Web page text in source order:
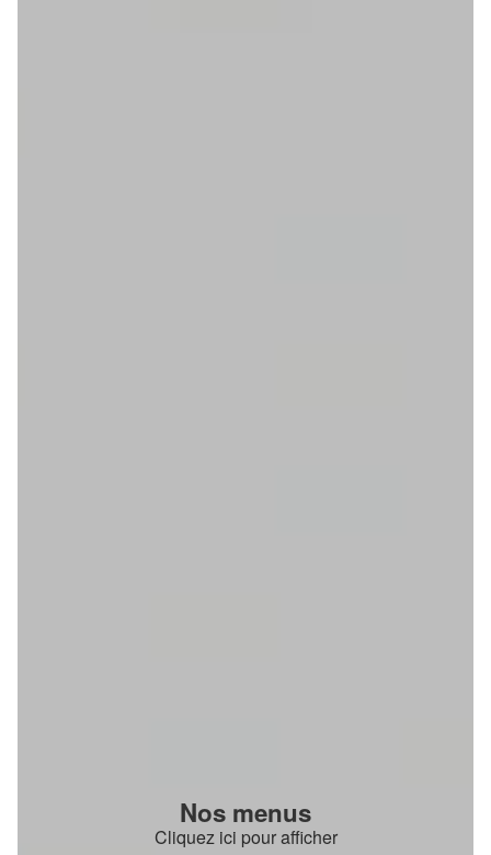
Nos menus
Cliquez ici pour afficher